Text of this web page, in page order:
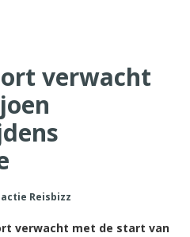
verwacht
Reisbizz
verwacht met de start van